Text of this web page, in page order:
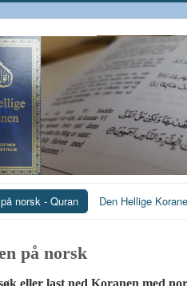
norsk - Quran Den Hellige
på norsk‎
eller last ned Koranen med